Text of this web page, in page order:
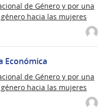
de Género y por una
hacia las mujeres
Económica
de Género y por una
hacia las mujeres